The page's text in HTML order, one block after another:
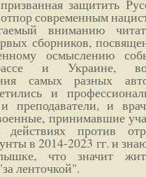
защитить
современным
вниманию
сборников,
осмыслению
и Украине,
самых разных
и
преподаватели, и
принимавшие
против
в 2014-2023 гг. и
что значит
ленточкой".